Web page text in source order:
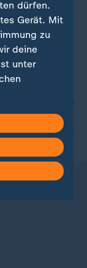
dürfen.
Gerät. Mit
zu
deine
unter
Zukunft
ändern.